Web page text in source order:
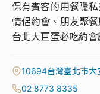
保有賓客的用餐隱
情侶約會、朋友聚
台北大巨蛋必吃約會
10694台灣臺北市大
02 8773 8335